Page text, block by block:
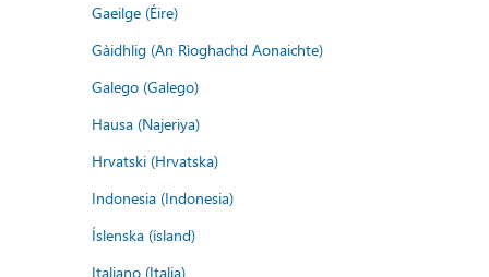
Gaeilge (Éire)
Gàidhlig (An Rìoghachd Aonaichte)
Galego (Galego)
Hausa (Najeriya)
Hrvatski (Hrvatska)
Indonesia (Indonesia)
Íslenska (ísland)
Italiano (Italia)